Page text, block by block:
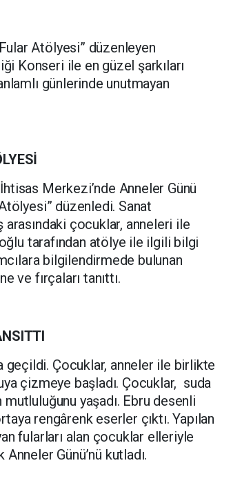
Atölyesi” düzenleyen
Konseri ile en güzel şarkıları
günlerinde unutmayan
Merkezi’nde Anneler Günü
düzenledi. Sanat
çocuklar, anneleri ile
tarafından atölye ile ilgili bilgi
bilgilendirmede bulunan
ve fırçaları tanıttı.
geçildi. Çocuklar, anneler ile birlikte
çizmeye başladı. Çocuklar, suda
yaşadı. Ebru desenli
rengârenk eserler çıktı. Yapılan
fularları alan çocuklar elleriyle
Günü’nü kutladı.